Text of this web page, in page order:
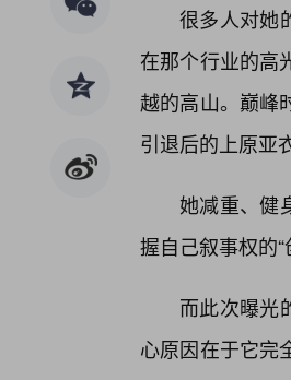
很多人对她
在那个行业的高
越的高山。巅峰
引退后的上原亚
她减重、健
握自己叙事权的“
而此次曝光
心原因在于它完